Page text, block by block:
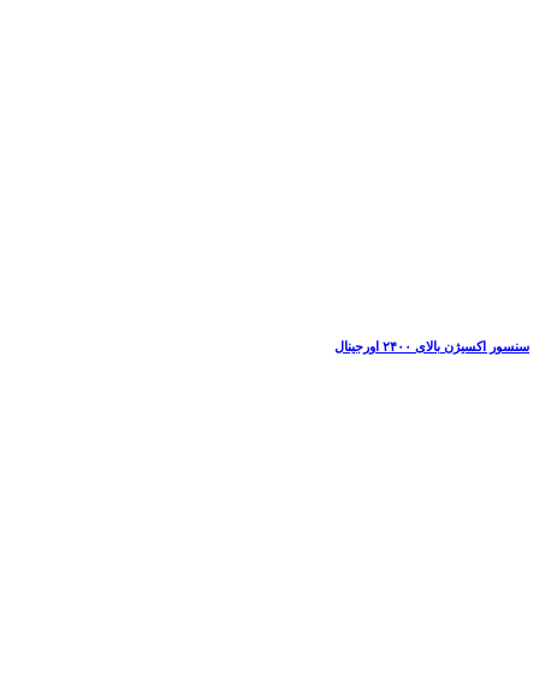
سنسور اکسیژن بالای ۲۴۰۰ اورجینال